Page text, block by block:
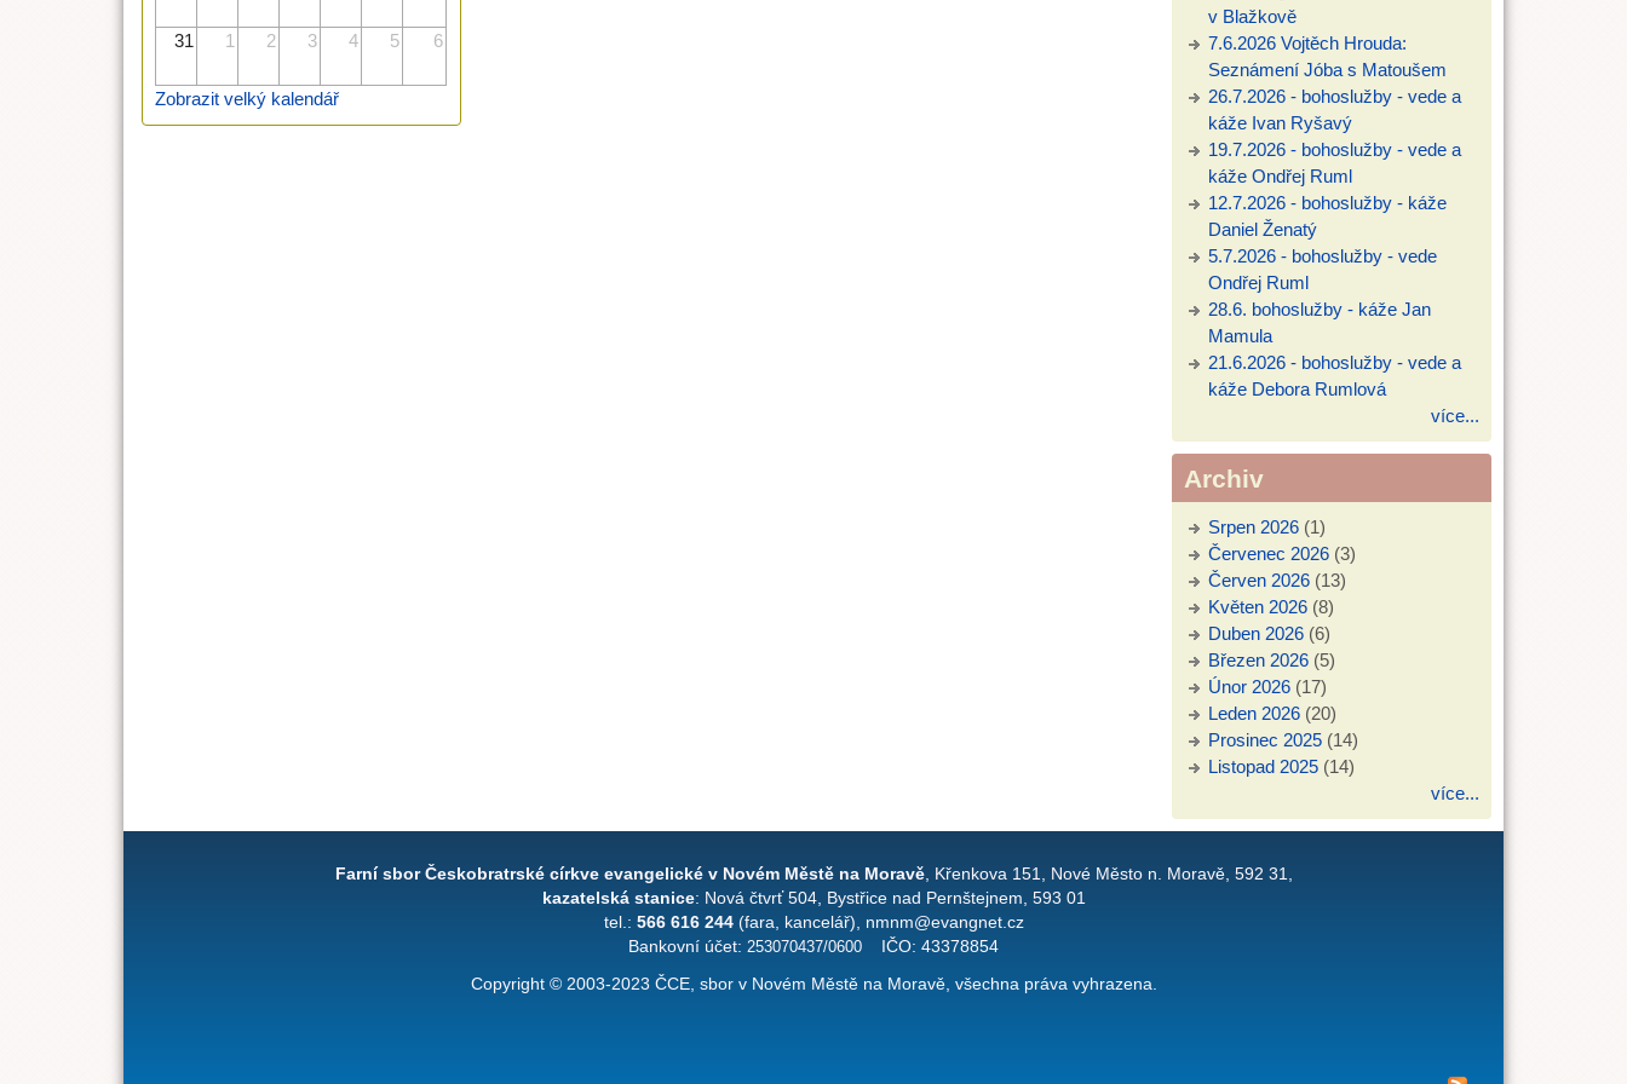
31 1 2 3 4 5 6
Zobrazit velký kalendář
v Blažkově
7.6.2026 Vojtěch Hrouda:
Seznámení Jóba s Matoušem
26.7.2026 - bohoslužby - vede a
káže Ivan Ryšavý
19.7.2026 - bohoslužby - vede a
káže Ondřej Ruml
12.7.2026 - bohoslužby - káže
Daniel Ženatý
5.7.2026 - bohoslužby - vede
Ondřej Ruml
28.6. bohoslužby - káže Jan
Mamula
21.6.2026 - bohoslužby - vede a
káže Debora Rumlová
více...
Archiv
Srpen 2026 (1)
Červenec 2026 (3)
Červen 2026 (13)
Květen 2026 (8)
Duben 2026 (6)
Březen 2026 (5)
Únor 2026 (17)
Leden 2026 (20)
Prosinec 2025 (14)
Listopad 2025 (14)
více...
Farní sbor Českobratrské církve evangelické v Novém Městě na Moravě, Křenkova 151, Nové Město n. Moravě, 592 31,
kazatelská stanice: Nová čtvrť 504, Bystřice nad Pernštejnem, 593 01
tel.: 566 616 244(fara, kancelář), nmnm@evangnet.cz
Bankovní účet: 253070437/0600 IČO: 43378854
Copyright © 2003-2023 ČCE, sbor v Novém Městě na Moravě, všechna práva vyhrazena.